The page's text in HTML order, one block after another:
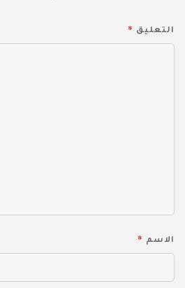
التعليق *
الاسم *